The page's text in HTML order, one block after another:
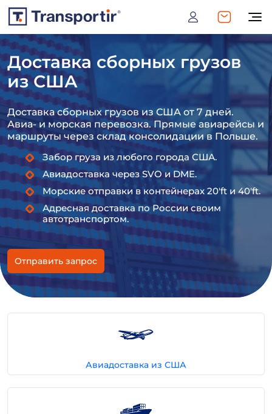
Доставка сборных грузов
из США
Доставка сборных грузов из США от 7 дней.
Авиа- и морская перевозка. Прямые авиарейсы и
маршруты через склад консолидации в Польше.
Забор груза из любого города США.
Авиадоставка через SVO и DME.
Морские отправки в контейнерах 20'ft и 40'ft.
Адресная доставка по России своим
автотранспортом.
Отправить запрос
Авиадоставка из США